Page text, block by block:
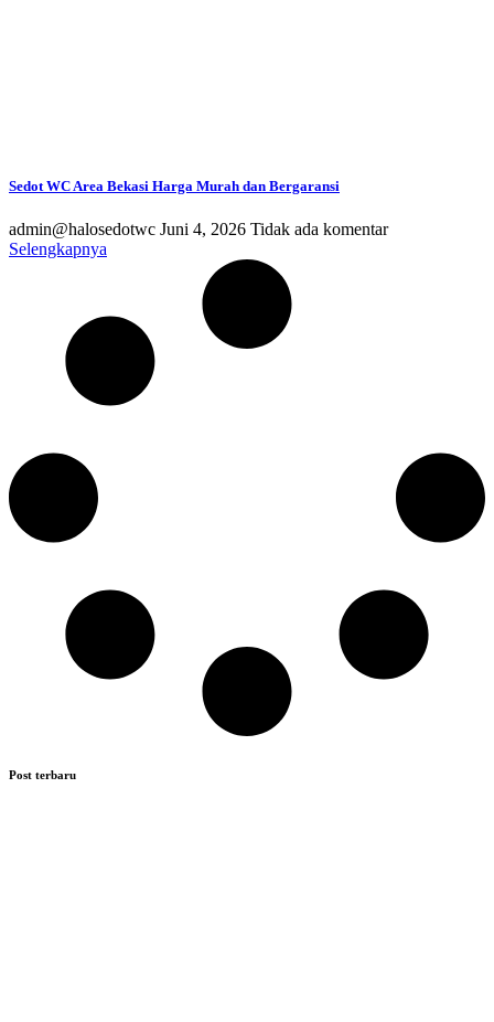
Sedot WC Area Bekasi Harga Murah dan Bergaransi
admin@halosedotwc Juni 4, 2026 Tidak ada komentar
Selengkapnya
Post terbaru